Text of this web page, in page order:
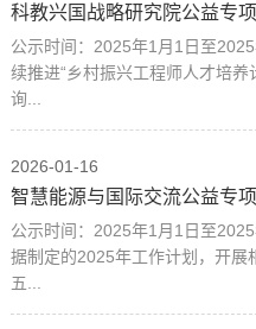
科教兴国战略研究院公益专
公示时间：2025年1月1日至
续推进“乡村振兴工程师人才培
询...
2026-01-16
智慧能源与国际交流公益专
公示时间：2025年1月1日至
据制定的2025年工作计划，开展
五...